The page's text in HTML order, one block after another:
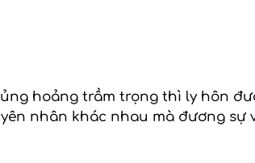
hoảng trầm trọng thì ly hôn
nhân khác nhau mà đương sự